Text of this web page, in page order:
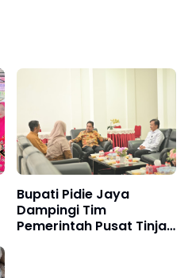
Bupati Pidie Jaya
Dampingi Tim
Pemerintah Pusat Tinjau